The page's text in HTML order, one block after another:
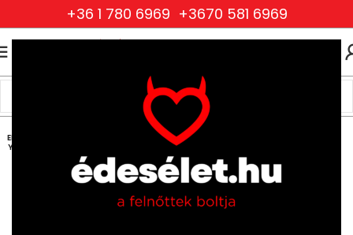
+36 1 780 6969 +3670 581 6969
Ruhák és Fehérneműk
Kiegészítők és ékszerek Maszkok és Fejpántok
ELFOG
YOTT